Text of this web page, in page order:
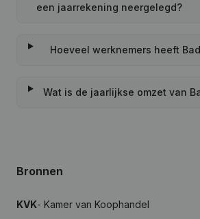
een jaarrekening neergelegd?
Hoeveel werknemers heeft
Wat is de jaarlijkse omzet van
Bronnen
KVK- Kamer van Koophandel